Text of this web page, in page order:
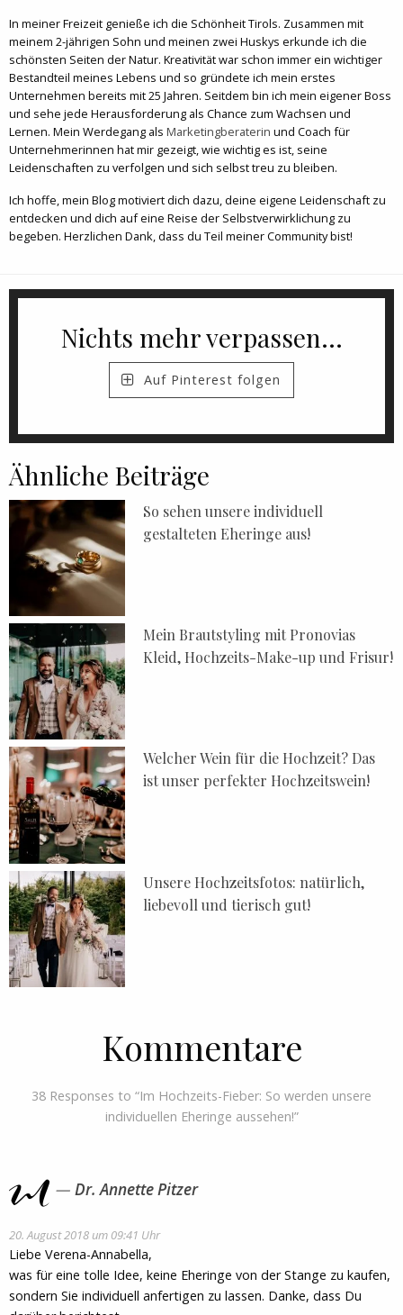
In meiner Freizeit genieße ich die Schönheit Tirols. Zusammen mit
meinem 2-jährigen Sohn und meinen zwei Huskys erkunde ich die
schönsten Seiten der Natur. Kreativität war schon immer ein wichtiger
Bestandteil meines Lebens und so gründete ich mein erstes
Unternehmen bereits mit 25 Jahren. Seitdem bin ich mein eigener Boss
und sehe jede Herausforderung als Chance zum Wachsen und
Lernen. Mein Werdegang als Marketingberaterin und Coach für
Unternehmerinnen hat mir gezeigt, wie wichtig es ist, seine
Leidenschaften zu verfolgen und sich selbst treu zu bleiben.
Ich hoffe, mein Blog motiviert dich dazu, deine eigene Leidenschaft zu
entdecken und dich auf eine Reise der Selbstverwirklichung zu
begeben. Herzlichen Dank, dass du Teil meiner Community bist!
Nichts mehr verpassen...
Auf Pinterest folgen
Ähnliche Beiträge
So sehen unsere individuell
gestalteten Eheringe aus!
Mein Brautstyling mit Pronovias
Kleid, Hochzeits-Make-up und Frisur!
Welcher Wein für die Hochzeit? Das
ist unser perfekter Hochzeitswein!
Unsere Hochzeitsfotos: natürlich,
liebevoll und tierisch gut!
Kommentare
38 Responses to “Im Hochzeits-Fieber: So werden unsere
individuellen Eheringe aussehen!”
Dr. Annette Pitzer
20. August 2018 um 09:41 Uhr
Liebe Verena-Annabella,
was für eine tolle Idee, keine Eheringe von der Stange zu kaufen,
sondern Sie individuell anfertigen zu lassen. Danke, dass Du